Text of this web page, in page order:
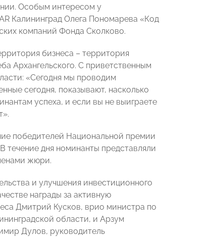
Особым интересом у
Калининград Олега Пономарева «Код
компаний Фонда Сколково.
бизнеса – территория
Архангельского. С приветственным
«Сегодня мы проводим
сегодня, показывают, насколько
успеха, и если вы не выиграете
победителей Национальной премии
дня номинанты представляли
жюри.
и улучшения инвестиционного
награды за активную
Дмитрий Кусков, врио министра по
области, и Арзум
Дулов, руководитель